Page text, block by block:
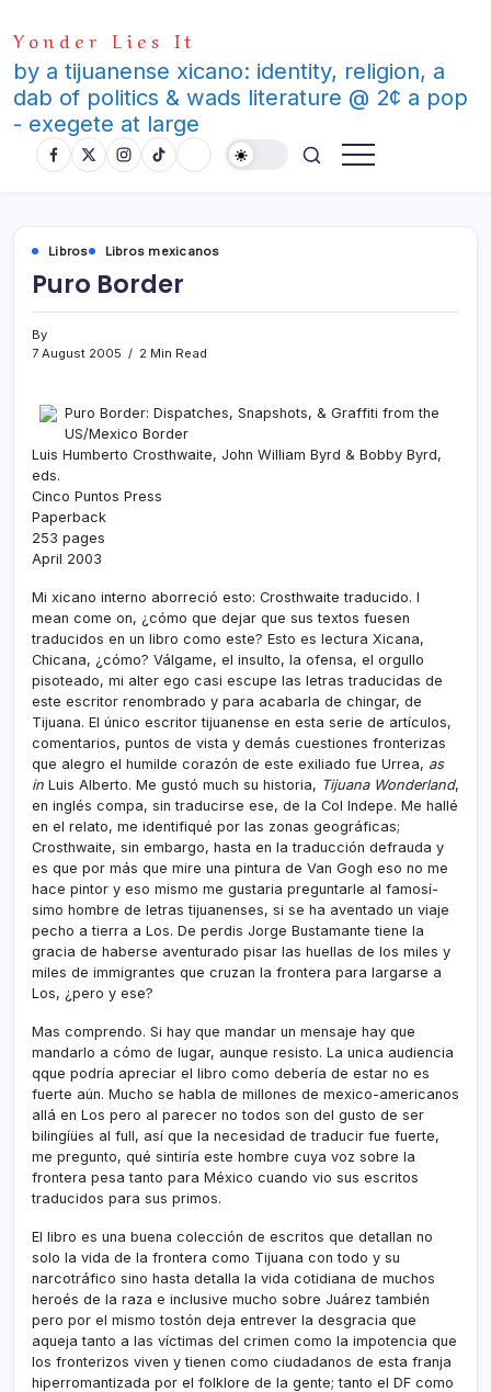
to
content
Yonder Lies It
by a tijuanense xicano: identity, religion, a
dab of politics & wads literature @ 2¢ a pop
- exegete at large
Libros Libros mexicanos
Puro Border
By
7 August 2005
2 Min Read
Puro Border: Dispatches, Snapshots, & Graffiti from the
US/Mexico Border
Luis Humberto Crosthwaite, John William Byrd & Bobby Byrd,
eds.
Cinco Puntos Press
Paperback
253 pages
April 2003
Mi xicano interno aborreció esto: Crosthwaite traducido. I
mean come on, ¿cómo que dejar que sus textos fuesen
traducidos en un libro como este? Esto es lectura Xicana,
Chicana, ¿cómo? Válgame, el insulto, la ofensa, el orgullo
pisoteado, mi alter ego casi escupe las letras traducidas de
este escritor renombrado y para acabarla de chingar, de
Tijuana. El único escritor tijuanense en esta serie de artí­culos,
comentarios, puntos de vista y demás cuestiones fronterizas
que alegro el humilde corazón de este exiliado fue Urrea, as
in Luis Alberto. Me gustó much su historia, Tijuana Wonderland,
en inglés compa, sin traducirse ese, de la Col Indepe. Me hallé
en el relato, me identifiqué por las zonas geográficas;
Crosthwaite, sin embargo, hasta en la traducción defrauda y
es que por más que mire una pintura de Van Gogh eso no me
hace pintor y eso mismo me gustaria preguntarle al famosí­
simo hombre de letras tijuanenses, si se ha aventado un viaje
pecho a tierra a Los. De perdis Jorge Bustamante tiene la
gracia de haberse aventurado pisar las huellas de los miles y
miles de immigrantes que cruzan la frontera para largarse a
Los, ¿pero y ese?
Mas comprendo. Si hay que mandar un mensaje hay que
mandarlo a cómo de lugar, aunque resisto. La unica audiencia
qque podrí­a apreciar el libro como deberí­a de estar no es
fuerte aún. Mucho se habla de millones de mexico-americanos
allá en Los pero al parecer no todos son del gusto de ser
bilingíües al full, así­ que la necesidad de traducir fue fuerte,
me pregunto, qué sintirí­a este hombre cuya voz sobre la
frontera pesa tanto para México cuando vio sus escritos
traducidos para sus primos.
El libro es una buena colección de escritos que detallan no
solo la vida de la frontera como Tijuana con todo y su
narcotráfico sino hasta detalla la vida cotidiana de muchos
heroés de la raza e inclusive mucho sobre Juárez también
pero por el mismo tostón deja entrever la desgracia que
aqueja tanto a las ví­ctimas del crimen como la impotencia que
los fronterizos viven y tienen como ciudadanos de esta franja
hiperromantizada por el folklore de la gente; tanto el DF como